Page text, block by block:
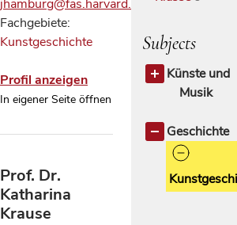
jhamburg@fas.harvard.edu
Fachgebiete:
Kunstgeschichte
Profil anzeigen
In eigener Seite öffnen
Prof. Dr.
Katharina
Krause
Subjects
Künste und
Musik
Musik
allgemein
Geschichte